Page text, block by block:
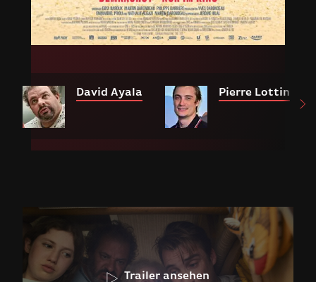
David Ayala Pierre Lottin
Trailer ansehen